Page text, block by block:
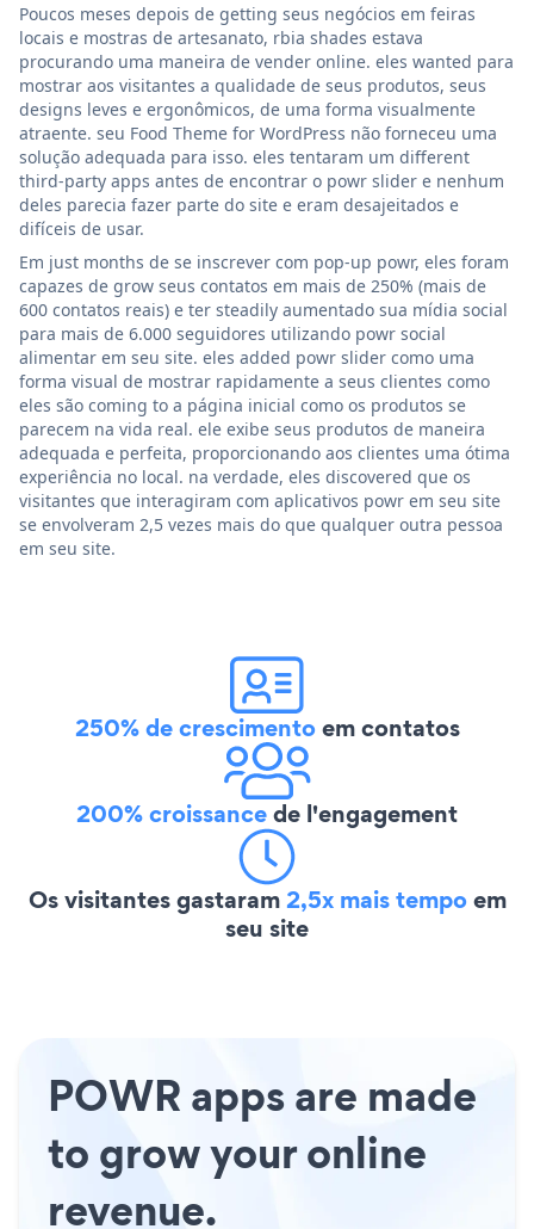
Poucos meses depois de getting seus negócios em feiras
locais e mostras de artesanato, rbia shades estava
procurando uma maneira de vender online. eles wanted para
mostrar aos visitantes a qualidade de seus produtos, seus
designs leves e ergonômicos, de uma forma visualmente
atraente. seu Food Theme for WordPress não forneceu uma
solução adequada para isso. eles tentaram um different
third-party apps antes de encontrar o powr slider e nenhum
deles parecia fazer parte do site e eram desajeitados e
difíceis de usar.
Em just months de se inscrever com pop-up powr, eles foram
capazes de grow seus contatos em mais de 250% (mais de
600 contatos reais) e ter steadily aumentado sua mídia social
para mais de 6.000 seguidores utilizando powr social
alimentar em seu site. eles added powr slider como uma
forma visual de mostrar rapidamente a seus clientes como
eles são coming to a página inicial como os produtos se
parecem na vida real. ele exibe seus produtos de maneira
adequada e perfeita, proporcionando aos clientes uma ótima
experiência no local. na verdade, eles discovered que os
visitantes que interagiram com aplicativos powr em seu site
se envolveram 2,5 vezes mais do que qualquer outra pessoa
em seu site.
250% de crescimentoem contatos
200% croissancede l'engagement
Os visitantes gastaram2,5x mais tempoem
seu site
POWR apps are made
to grow your online
revenue.